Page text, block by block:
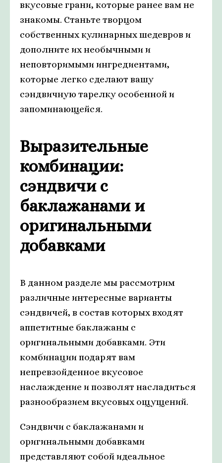
вкусовые грани, которые ранее вам не
знакомы. Станьте творцом
собственных кулинарных шедевров и
дополните их необычными и
неповторимыми ингредиентами,
которые легко сделают вашу
сэндвичную тарелку особенной и
запоминающейся.
Выразительные
комбинации:
сэндвичи с
баклажанами и
оригинальными
добавками
В данном разделе мы рассмотрим
различные интересные варианты
сэндвичей, в состав которых входят
аппетитные баклажаны с
оригинальными добавками. Эти
комбинации подарят вам
непревзойденное вкусовое
наслаждение и позволят насладиться
разнообразием вкусовых ощущений.
Сэндвичи с баклажанами и
оригинальными добавками
представляют собой идеальное